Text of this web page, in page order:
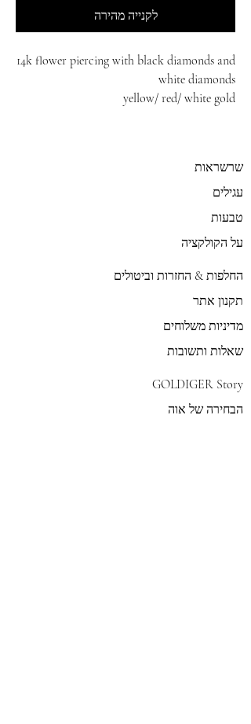
לקנייה מהירה
14k flower piercing with black diamonds and
white diamonds
yellow/ red/ white gold
שרשראות
עגילים
טבעות
על הקולקציה
החלפות & החזרות וביטולים
תקנון אתר
מדיניות משלוחים
שאלות ותשובות
GOLDIGER Story
הבחירה של אוה